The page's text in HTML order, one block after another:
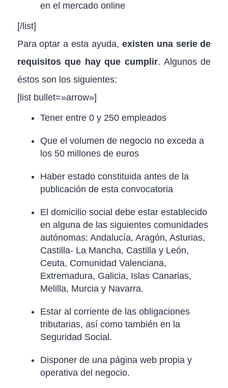
en el mercado online
[/list]
Para optar a esta ayuda, existen una serie de
requisitos que hay que cumplir. Algunos de
éstos son los siguientes:
[list bullet=»arrow»]
Tener entre 0 y 250 empleados
Que el volumen de negocio no exceda a
los 50 millones de euros
Haber estado constituida antes de la
publicación de esta convocatoria
El domicilio social debe estar establecido
en alguna de las siguientes comunidades
autónomas: Andalucía, Aragón, Asturias,
Castilla- La Mancha, Castilla y León,
Ceuta, Comunidad Valenciana,
Extremadura, Galicia, Islas Canarias,
Melilla, Murcia y Navarra.
Estar al corriente de las obligaciones
tributarias, así como también en la
Seguridad Social.
Disponer de una página web propia y
operativa del negocio.